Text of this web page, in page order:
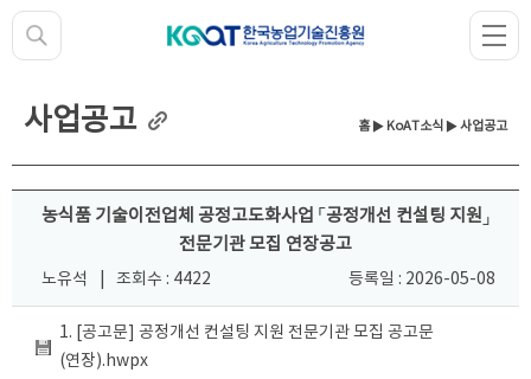
사업공고 홈▶ KoAT소식 ▶ 사업공고
농식품 기술이전업체 공정고도화사업 「공정개선 컨설팅 지원」
전문기관 모집 연장공고
노유석 조회수 : 4422 등록일 : 2026-05-08
1. [공고문] 공정개선 컨설팅 지원 전문기관 모집 공고문
(연장).hwpx